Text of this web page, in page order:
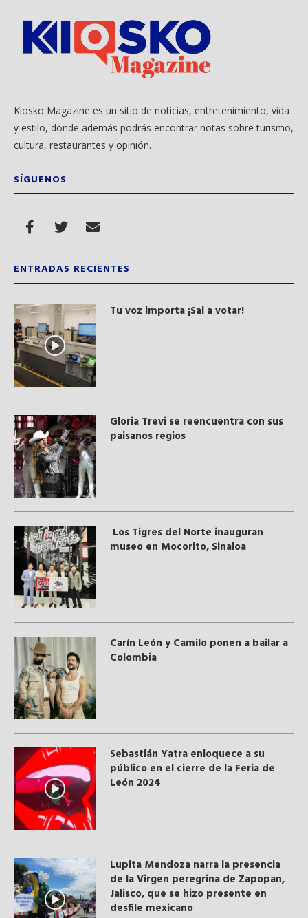
Kiosko Magazine es un sitio de noticias, entretenimiento, vida
y estilo, donde además podrás encontrar notas sobre turismo,
cultura, restaurantes y opinión.
SÍGUENOS
ENTRADAS RECIENTES
Tu voz importa ¡Sal a votar!
Gloria Trevi se reencuentra con sus
paisanos regios
Los Tigres del Norte inauguran
museo en Mocorito, Sinaloa
Carín León y Camilo ponen a bailar a
Colombia
Sebastián Yatra enloquece a su
público en el cierre de la Feria de
León 2024
Lupita Mendoza narra la presencia
de la Virgen peregrina de Zapopan,
Jalisco, que se hizo presente en
desfile mexicano